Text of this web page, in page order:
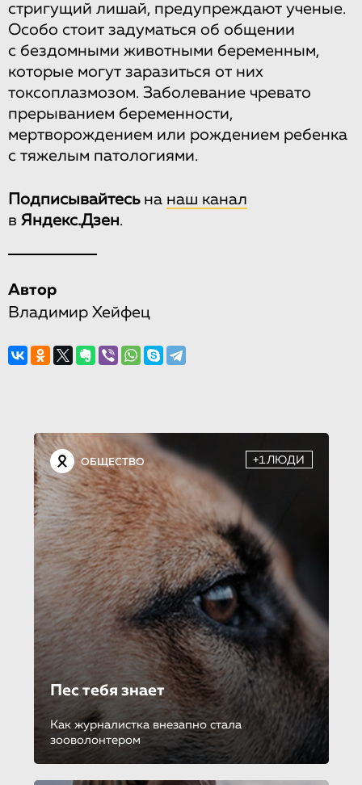
стригущий лишай, предупреждают ученые.
Особо стоит задуматься об общении
с бездомными животными беременным,
которые могут заразиться от них
токсоплазмозом. Заболевание чревато
прерыванием беременности,
мертворождением или рождением ребенка
с тяжелым патологиями.
Подписывайтесьна наш канал
в Яндекс.Дзен.
Автор
Владимир Хейфец
ОБЩЕСТВО +1ЛЮДИ
Пес тебя знает
Как журналистка внезапно стала
зооволонтером